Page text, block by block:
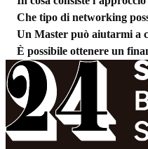
Che tipo di networking
Un Master può aiutarmi a
È possibile ottenere un